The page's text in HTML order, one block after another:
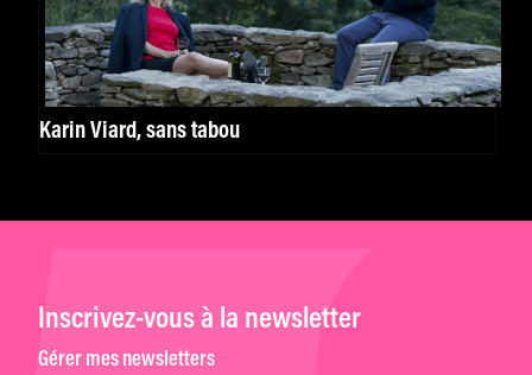
Karin Viard, sans tabou
Inscrivez-vous à la newsletter
Gérer mes newsletters